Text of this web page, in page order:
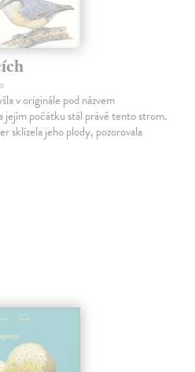
v originále pod názvem
počátku stál právě tento strom.
sklízela jeho plody, pozorovala